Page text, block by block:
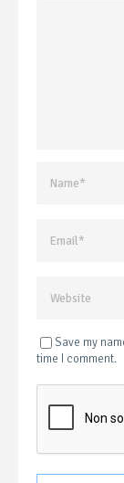
Save my
time I comment.